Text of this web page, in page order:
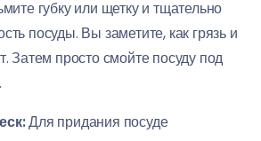
губку или щетку и тщательно
посуды. Вы заметите, как грязь и
Затем просто смойте посуду под
Для придания посуде